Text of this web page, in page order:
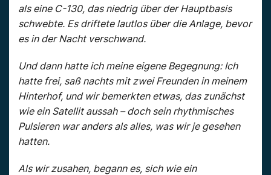
als eine C-130, das niedrig über der Hauptbasis
schwebte. Es driftete lautlos über die Anlage, bevor
es in der Nacht verschwand.
Und dann hatte ich meine eigene Begegnung: Ich
hatte frei, saß nachts mit zwei Freunden in meinem
Hinterhof, und wir bemerkten etwas, das zunächst
wie ein Satellit aussah – doch sein rhythmisches
Pulsieren war anders als alles, was wir je gesehen
hatten.
Als wir zusahen, begann es, sich wie ein